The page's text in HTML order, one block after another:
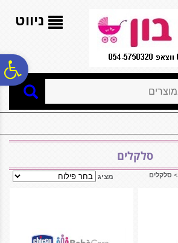
נגישות
אתר
המרכזי
ניווט
סלקלים
> סלקלים מציג